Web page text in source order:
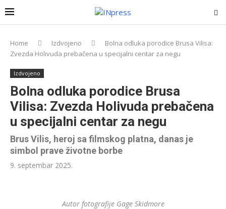
Home Izdvojeno
Bolna odluka porodice Brusa Vilisa:
Zvezda Holivuda prebačena u specijalni centar za negu
Izdvojeno
Bolna odluka porodice Brusa
Vilisa: Zvezda Holivuda prebačena
u specijalni centar za negu
Brus Vilis, heroj sa filmskog platna, danas je
simbol prave životne borbe
9. septembar 2025.
Autor fotografije Gage Skidmore